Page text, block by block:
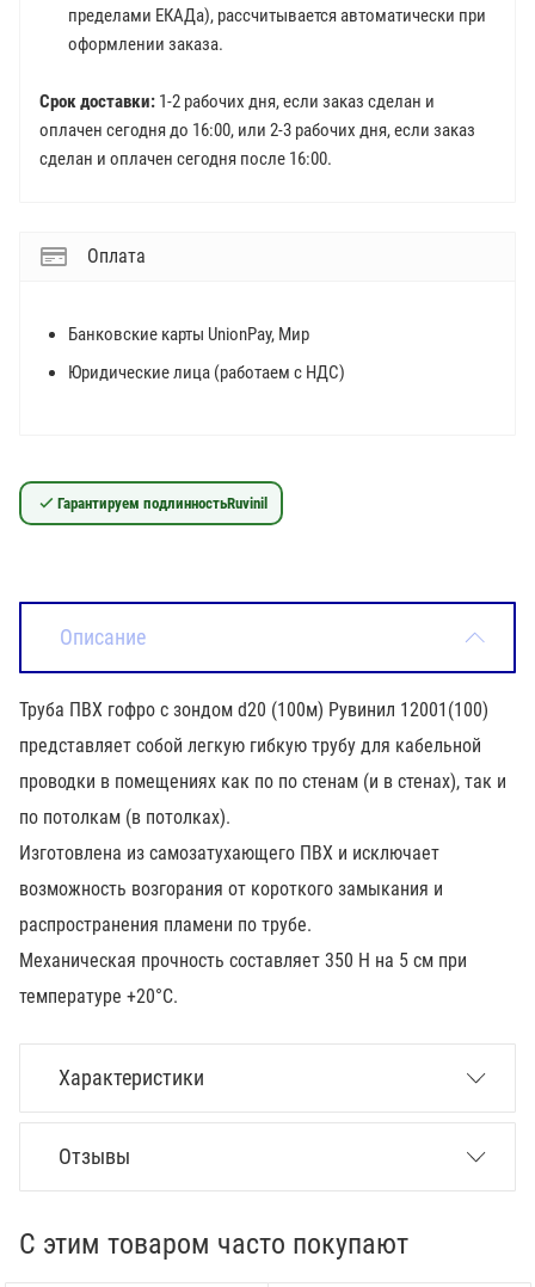
пределами ЕКАДа), рассчитывается автоматически при
оформлении заказа.
Срок доставки: 1-2 рабочих дня, если заказ сделан и
оплачен сегодня до 16:00, или 2-3 рабочих дня, если заказ
сделан и оплачен сегодня после 16:00.
Оплата
Банковские карты UnionPay, Мир
Юридические лица (работаем с НДС)
Гарантируем подлинностьRuvinil
Описание
Труба ПВХ гофро с зондом d20 (100м) Рувинил 12001(100)
представляет собой легкую гибкую трубу для кабельной
проводки в помещениях как по по стенам (и в стенах), так и
по потолкам (в потолках).
Изготовлена из самозатухающего ПВХ и исключает
возможность возгорания от короткого замыкания и
распространения пламени по трубе.
Механическая прочность составляет 350 Н на 5 см при
температуре +20°С.
Характеристики
Отзывы
С этим товаром часто покупают